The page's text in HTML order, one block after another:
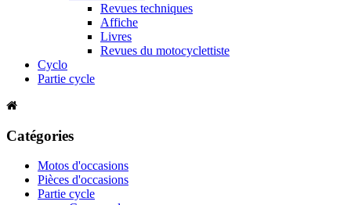
Revues techniques
Affiche
Livres
Revues du motocyclettiste
Cyclo
Partie cycle
Catégories
Motos d'occasions
Pièces d'occasions
Partie cycle